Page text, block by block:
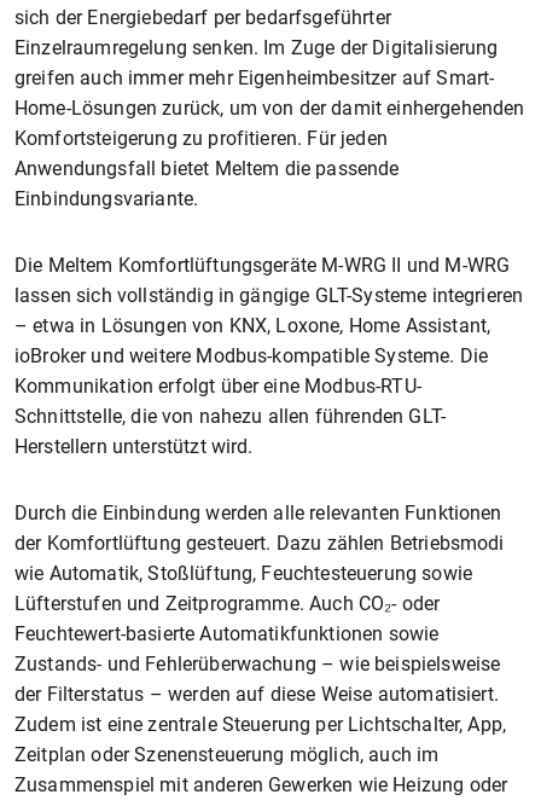
sich der Energiebedarf per bedarfsgeführter
Einzelraumregelung senken. Im Zuge der Digitalisierung
greifen auch immer mehr Eigenheimbesitzer auf Smart-
Home-Lösungen zurück, um von der damit einhergehenden
Komfortsteigerung zu profitieren. Für jeden
Anwendungsfall bietet Meltem die passende
Einbindungsvariante.
Die Meltem Komfortlüftungsgeräte M-WRG II und M-WRG
lassen sich vollständig in gängige GLT-Systeme integrieren
– etwa in Lösungen von KNX, Loxone, Home Assistant,
ioBroker und weitere Modbus-kompatible Systeme. Die
Kommunikation erfolgt über eine Modbus-RTU-
Schnittstelle, die von nahezu allen führenden GLT-
Herstellern unterstützt wird.
Durch die Einbindung werden alle relevanten Funktionen
der Komfortlüftung gesteuert. Dazu zählen Betriebsmodi
wie Automatik, Stoßlüftung, Feuchtesteuerung sowie
Lüfterstufen und Zeitprogramme. Auch CO₂- oder
Feuchtewert-basierte Automatikfunktionen sowie
Zustands- und Fehlerüberwachung – wie beispielsweise
der Filterstatus – werden auf diese Weise automatisiert.
Zudem ist eine zentrale Steuerung per Lichtschalter, App,
Zeitplan oder Szenensteuerung möglich, auch im
Zusammenspiel mit anderen Gewerken wie Heizung oder